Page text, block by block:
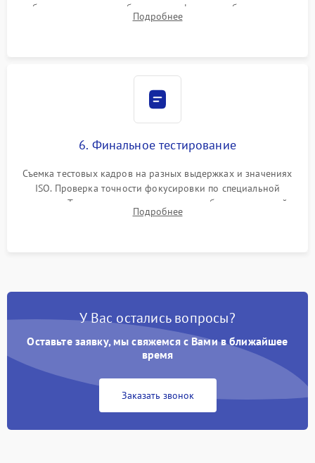
рабочего отрезка, калибровка автофокуса, стабилизатора и
экспозамера с помощью сервисного ПО.
Подробнее
6. Финальное тестирование
Съемка тестовых кадров на разных выдержках и значениях
ISO. Проверка точности фокусировки по специальной
мишени. Тест записи на карту памяти, работы встроенной
вспышки, микрофона и всех кнопок управления.
Подробнее
У Вас остались вопросы?
Оставьте заявку, мы свяжемся с Вами в ближайшее
время
Заказать звонок